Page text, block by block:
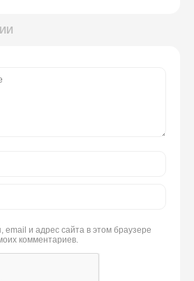
email и адрес сайта в этом браузере
комментариев.